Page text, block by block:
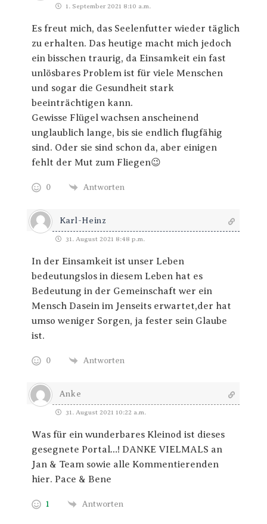
1. September 2021 8:10 a.m.
Es freut mich, das Seelenfutter wieder täglich
zu erhalten. Das heutige macht mich jedoch
ein bisschen traurig, da Einsamkeit ein fast
unlösbares Problem ist für viele Menschen
und sogar die Gesundheit stark
beeinträchtigen kann.
Gewisse Flügel wachsen anscheinend
unglaublich lange, bis sie endlich flugfähig
sind. Oder sie sind schon da, aber einigen
fehlt der Mut zum Fliegen😉
0 Antworten
Karl-Heinz
31. August 2021 8:48 p.m.
In der Einsamkeit ist unser Leben
bedeutungslos in diesem Leben hat es
Bedeutung in der Gemeinschaft wer ein
Mensch Dasein im Jenseits erwartet,der hat
umso weniger Sorgen, ja fester sein Glaube
ist.
0 Antworten
Anke
31. August 2021 10:22 a.m.
Was für ein wunderbares Kleinod ist dieses
gesegnete Portal…! DANKE VIELMALS an
Jan & Team sowie alle Kommentierenden
hier. Pace & Bene
1 Antworten